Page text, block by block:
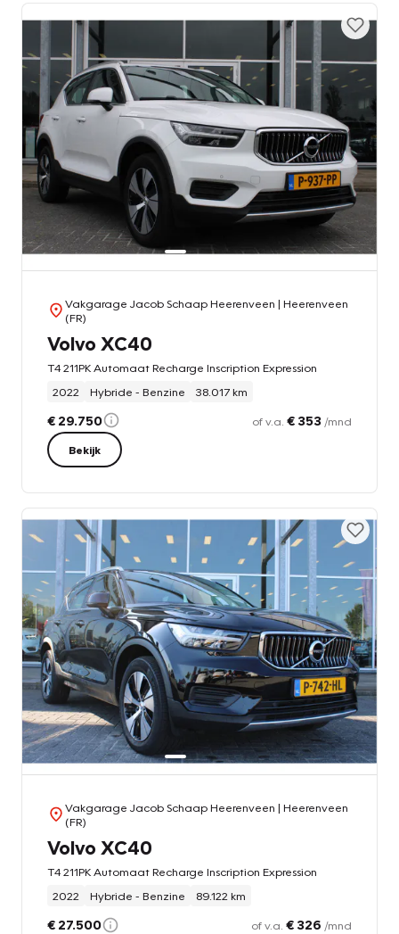
Vakgarage Jacob Schaap Heerenveen | Heerenveen
(FR)
Volvo XC40
T4 211PK Automaat Recharge Inscription Expression
2022
Hybride - Benzine 38.017 km
€ 29.750 of v.a. € 353 /mnd
Bekijk
Vakgarage Jacob Schaap Heerenveen | Heerenveen
(FR)
Volvo XC40
T4 211PK Automaat Recharge Inscription Expression
2022
Hybride - Benzine 89.122 km
€ 27.500 of v.a. € 326 /mnd